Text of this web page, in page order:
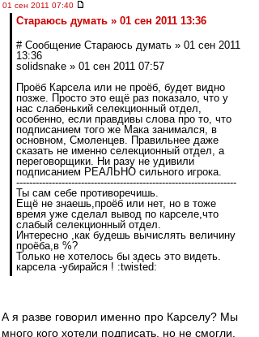
01 сен 2011 07:40
Стараюсь думать » 01 сен 2011 13:36
# Сообщение Стараюсь думать » 01 сен 2011
13:36
solidsnake » 01 сен 2011 07:57
Проёб Карсела или не проёб, будет видно
позже. Просто это ещё раз показало, что у
нас слабенький селекционный отдел,
особенно, если правдивы слова про то, что
подписанием того же Мака занимался, в
основном, Смоленцев. Правильнее даже
сказать не именно селекционный отдел, а
переговорщики. Ни разу не удивили
подписанием РЕАЛЬНО сильного игрока.
--------------------------------------------------------------------
Ты сам себе противоречишь.
Ещё не знаешь,проёб или нет, но в тоже
время уже сделал вывод по карселе,что
слабый селекционный отдел.
Интересно ,как будешь вычислять величину
проёба,в %?
Только не хотелось бы здесь это видеть.
карсела -убирайся ! :twisted:
А я разве говорил именно про Карселу? Мы
много кого хотели подписать, но не смогли.